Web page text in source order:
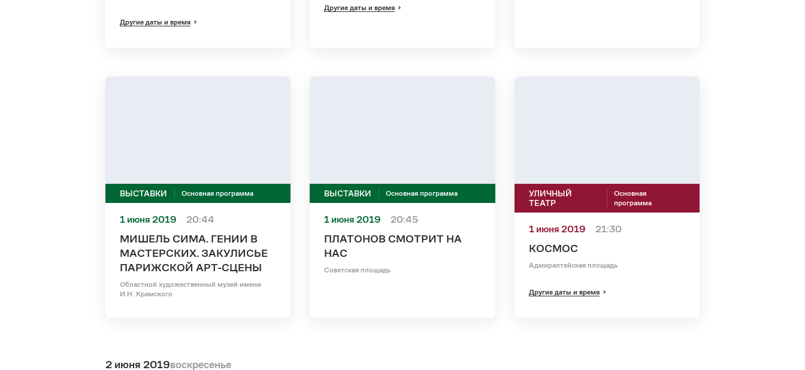
Другие даты и время
Другие даты и время
ВЫСТАВКИ Основная программа
1 июня 2019 20:44
МИШЕЛЬ СИМА. ГЕНИИ В
МАСТЕРСКИХ. ЗАКУЛИСЬЕ
ПАРИЖСКОЙ АРТ-СЦЕНЫ
Областной художественный музей имени
И.Н. Крамского
ВЫСТАВКИ Основная программа
1 июня 2019 20:45
ПЛАТОНОВ СМОТРИТ НА
НАС
Советская площадь
УЛИЧНЫЙ
ТЕАТР
Основная
программа
1 июня 2019 21:30
КОСМОС
Адмиралтейская площадь
Другие даты и время
2 июня 2019воскресенье